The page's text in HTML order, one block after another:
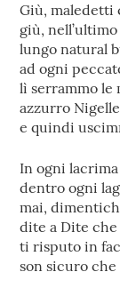
Giù, maledetti
giù,
lungo natural
ad ogni
lì serrammo le
azzurro Nigelle
e quindi
In ogni
dentro ogni
mai,
dite a Dite
ti risputo in
son sicuro